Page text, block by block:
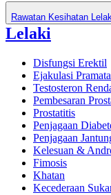
Rawatan Kesihatan
Lelaki
Disfungsi Erektil
Ejakulasi
Testosteron
Pembesaran
Prostatitis
Penjagaan
Penjagaan
Kelesuan &
Fimosis
Khatan
Kecederaan